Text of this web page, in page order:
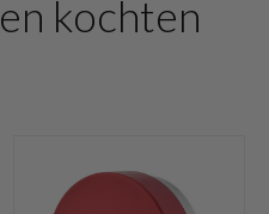
kochten